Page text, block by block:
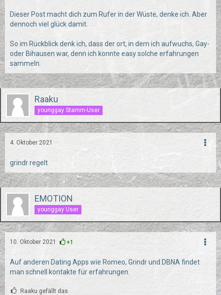
Dieser Post macht dich zum Rufer in der Wüste, denke ich. Aber
dennoch viel glück damit.
So im Rückblick denk ich, dass der ort, in dem ich aufwuchs, Gay-
oder Bihausen war, denn ich konnte easy solche erfahrungen
sammeln.
Raaku
younggay Stamm-User
4. Oktober 2021
grindr regelt
EMOTION
younggay User
10. Oktober 2021 +1
Auf anderen Dating Apps wie Romeo, Grindr und DBNA findet
man schnell kontakte für erfahrungen.
Raaku gefällt das.